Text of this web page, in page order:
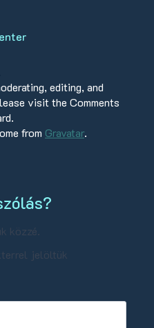
editing, and
visit the Comments
from Gravatar.
közzé.
jelöltük